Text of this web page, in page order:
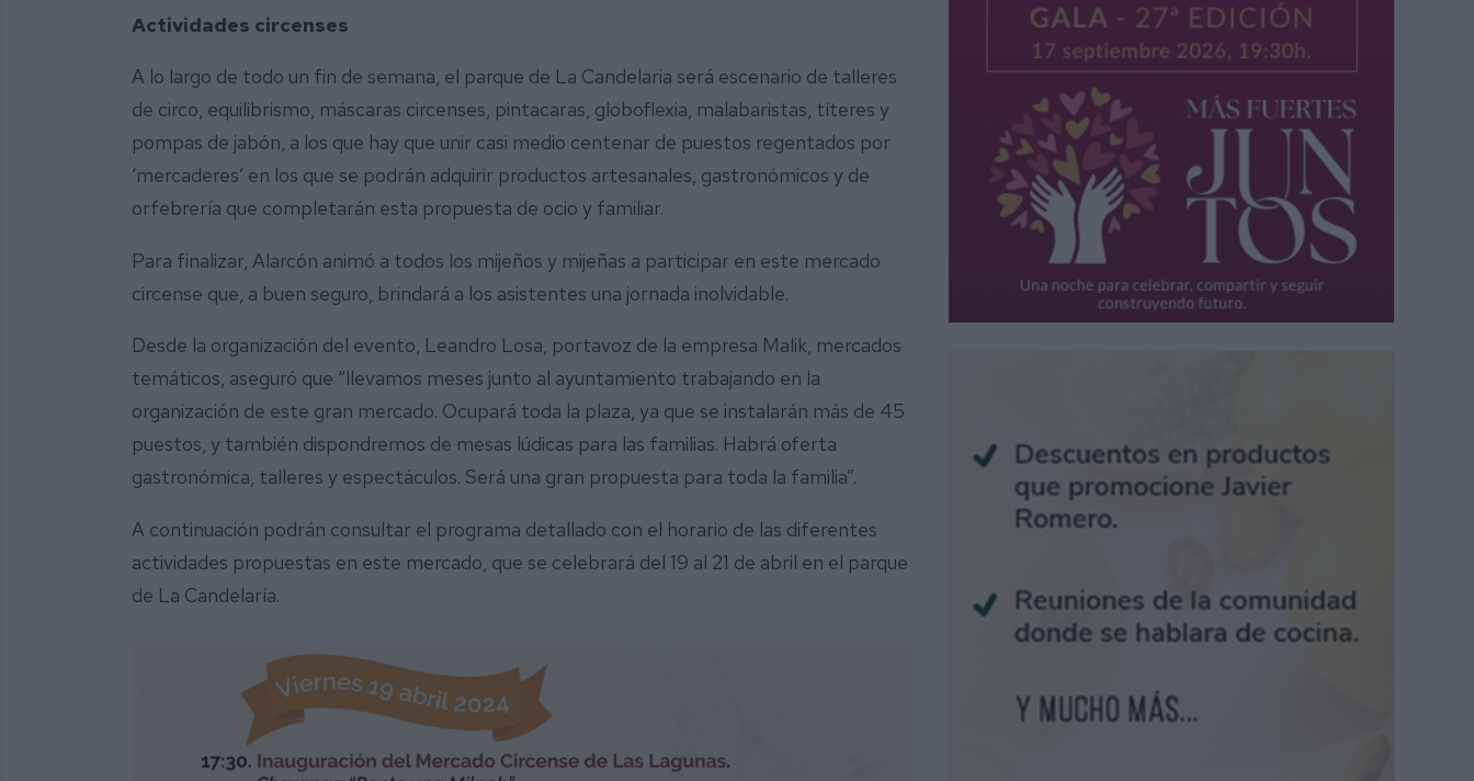
Actividades circenses
A lo largo de todo un fin de semana, el parque de La Candelaria será escenario de talleres
de circo, equilibrismo, máscaras circenses, pintacaras, globoflexia, malabaristas, títeres y
pompas de jabón, a los que hay que unir casi medio centenar de puestos regentados por
‘mercaderes’ en los que se podrán adquirir productos artesanales, gastronómicos y de
orfebrería que completarán esta propuesta de ocio y familiar.
Para finalizar, Alarcón animó a todos los mijeños y mijeñas a participar en este mercado
circense que, a buen seguro, brindará a los asistentes una jornada inolvidable.
Desde la organización del evento, Leandro Losa, portavoz de la empresa Malik, mercados
temáticos, aseguró que “llevamos meses junto al ayuntamiento trabajando en la
organización de este gran mercado. Ocupará toda la plaza, ya que se instalarán más de 45
puestos, y también dispondremos de mesas lúdicas para las familias. Habrá oferta
gastronómica, talleres y espectáculos. Será una gran propuesta para toda la familia”.
A continuación podrán consultar el programa detallado con el horario de las diferentes
actividades propuestas en este mercado, que se celebrará del 19 al 21 de abril en el parque
de La Candelaría.